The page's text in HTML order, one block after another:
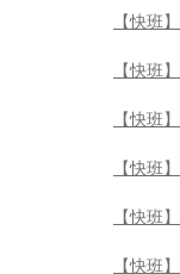
【快班
【快班
【快班
【快班
【快班
【快班